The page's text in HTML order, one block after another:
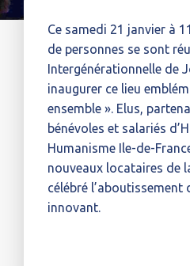
Ce samedi 21 janvier à
de personnes se sont
Intergénérationnelle de
inaugurer ce lieu
ensemble ». Elus,
bénévoles et salariés
Humanisme Ile-de-
nouveaux locataires de
célébré l’aboutissement
innovant.